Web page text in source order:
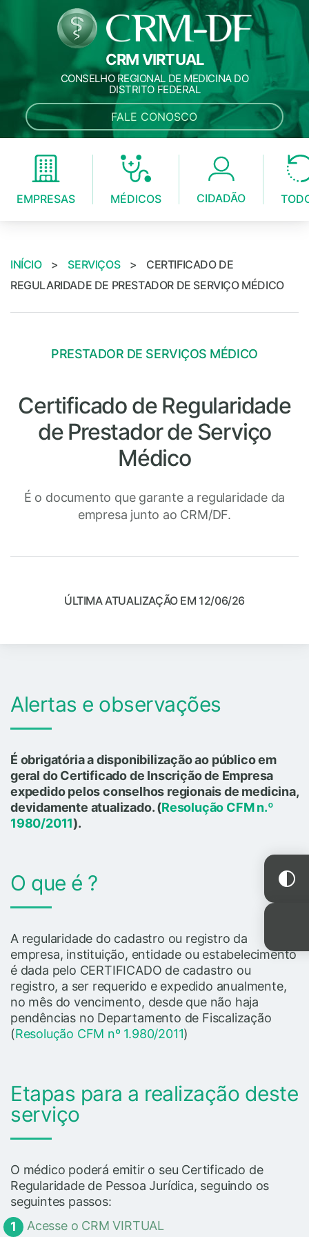
CRM VIRTUAL
CONSELHO REGIONAL DE MEDICINA DO
DISTRITO FEDERAL
FALE CONOSCO
EMPRESAS MÉDICOS CIDADÃO
INÍCIO > SERVIÇOS >
CERTIFICADO DE
REGULARIDADE DE PRESTADOR DE SERVIÇO MÉDICO
PRESTADOR DE SERVIÇOS MÉDICO
Certificado de Regularidade
de Prestador de Serviço
Médico
É o documento que garante a regularidade da
empresa junto ao CRM/DF.
ÚLTIMA ATUALIZAÇÃO EM 12/06/26
Alertas e observações
É obrigatória a disponibilização ao público em
geral do Certificado de Inscrição de Empresa
expedido pelos conselhos regionais de medicina,
devidamente atualizado. (Resolução CFM n.º
1980/2011).
O que é ?
A regularidade do cadastro ou registro da
empresa, instituição, entidade ou estabelecimento
é dada pelo CERTIFICADO de cadastro ou
registro, a ser requerido e expedido anualmente,
no mês do vencimento, desde que não haja
pendências no Departamento de Fiscalização
(Resolução CFM nº 1.980/2011)
Etapas para a realização deste
serviço
O médico poderá emitir o seu Certificado de
Regularidade de Pessoa Jurídica, seguindo os
seguintes passos:
Acesse o CRM VIRTUAL